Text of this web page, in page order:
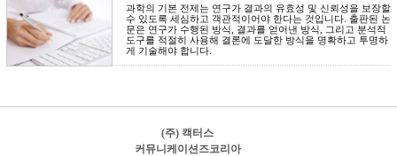
과학의 기본 전제는 연구가 결과의 유효성 및 신뢰성을 보장할
수 있도록 세심하고 객관적이어야 한다는 것입니다. 출판된 논
문은 연구가 수행된 방식, 결과를 얻어낸 방식, 그리고 분석적
도구를 적절히 사용해 결론에 도달한 방식을 명확하고 투명하
게 기술해야 합니다.
(주) 캑터스
커뮤니케이션즈코리아